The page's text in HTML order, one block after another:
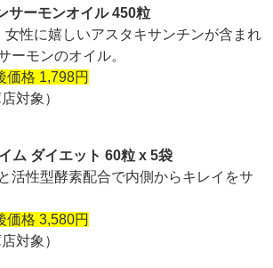
サーモンオイル 450粒
女性に嬉しいアスタキサンチンが含まれ
ーモンのオイル。
価格 1,798円
対象）
ム ダイエット 60粒 x 5袋
活性型酵素配合で内側からキレイをサ
価格 3,580円
対象）